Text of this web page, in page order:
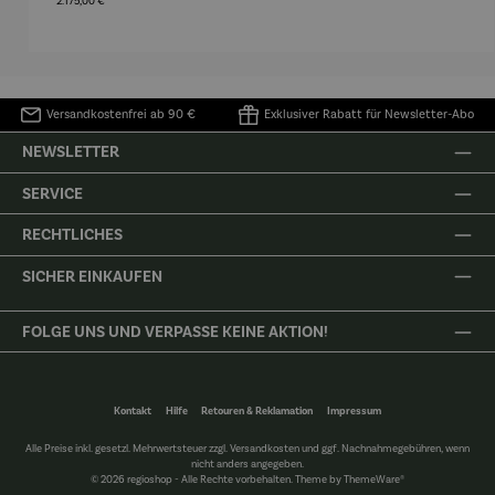
Versandkostenfrei ab 90 € Exklusiver Rabatt für Newsletter-Abo
NEWSLETTER
SERVICE
RECHTLICHES
SICHER EINKAUFEN
FOLGE UNS UND VERPASSE KEINE AKTION!
Kontakt Hilfe Retouren & Reklamation Impressum
Alle Preise inkl. gesetzl. Mehrwertsteuer zzgl.Versandkostenund ggf. Nachnahmegebühren, wenn
nicht anders angegeben.
© 2026 regioshop - Alle Rechte vorbehalten. Theme byThemeWare®